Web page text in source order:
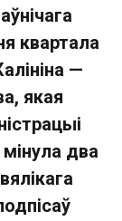
квартала
—
якая
два